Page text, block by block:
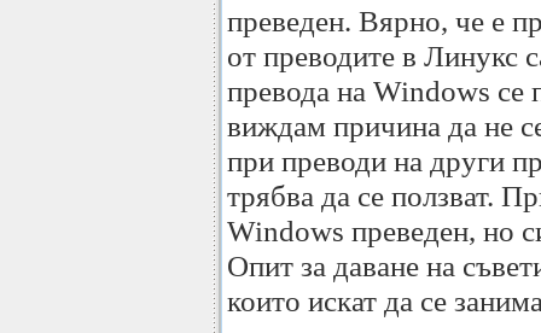
преведен. Вярно, че е
от преводите в Линукс
превода на Windows се
виждам причина да не
при преводи на други
трябва да се ползват.
Windows преведен, но
Опит за даване на
които искат да се